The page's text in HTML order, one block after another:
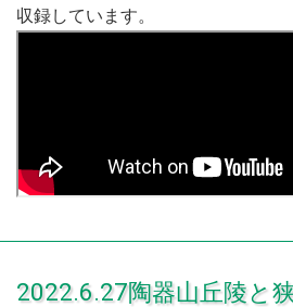
収録しています。
2022.6.27陶器山丘陵と